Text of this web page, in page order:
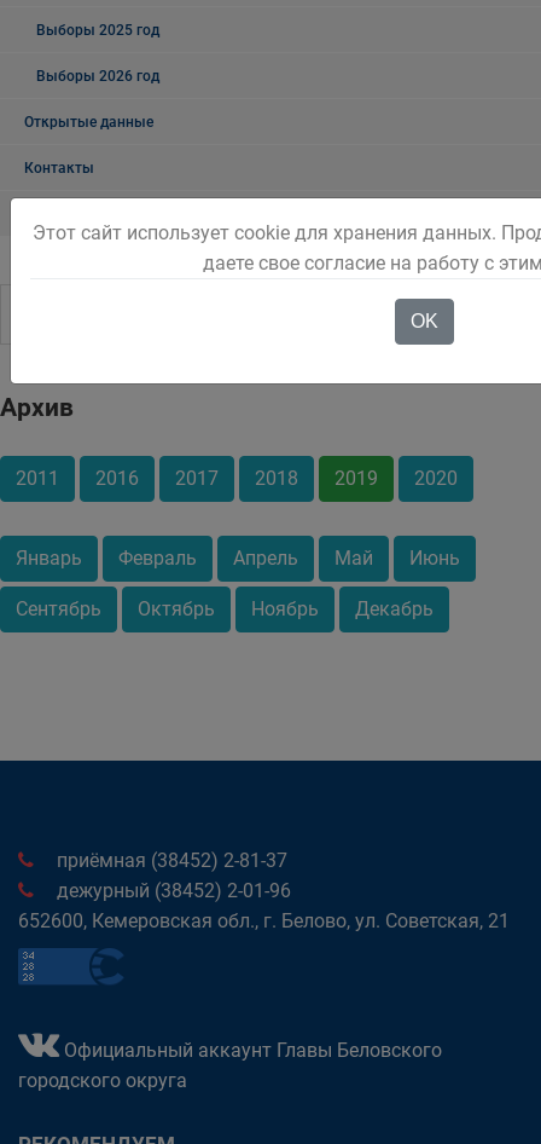
Выборы 2025 год
Выборы 2026 год
Открытые данные
Контакты
Архив
2011 2016 2017 2018 2019 2020
Январь Февраль Апрель Май Июнь
Сентябрь Октябрь Ноябрь Декабрь
приёмная (38452) 2-81-37
дежурный (38452) 2-01-96
652600, Кемеровская обл., г. Белово, ул. Советская, 21
Официальный аккаунт Главы Беловского
городского округа
Этот сайт использует cookie для хранения данных.
даете свое согласие на работу с
OK